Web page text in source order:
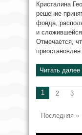
Кристалина
решение
фонда,
и сложившейся
Отмечается,
Читать далее
1 2 3
Последняя »